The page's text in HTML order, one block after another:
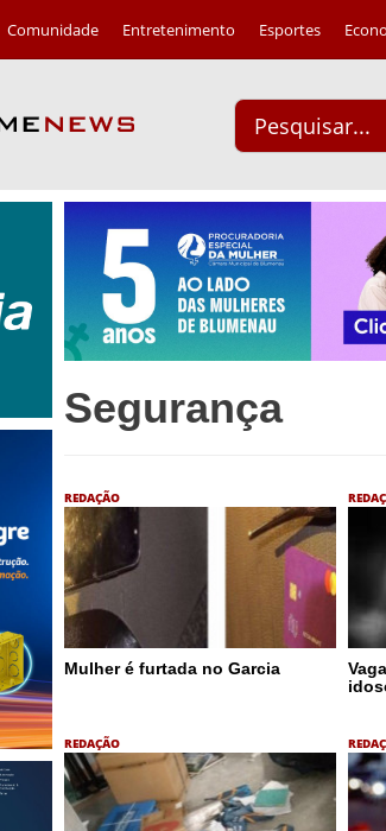
Comunidade Entretenimento Esportes
Segurança
REDAÇÃO
Mulher é furtada no Garcia
REDAÇÃO